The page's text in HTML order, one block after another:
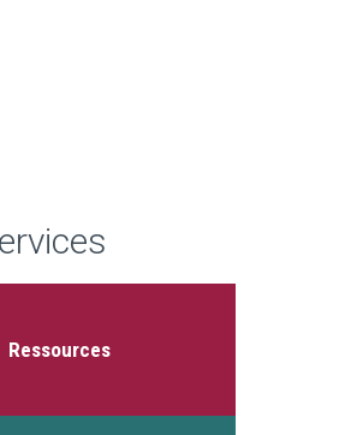
Ressources